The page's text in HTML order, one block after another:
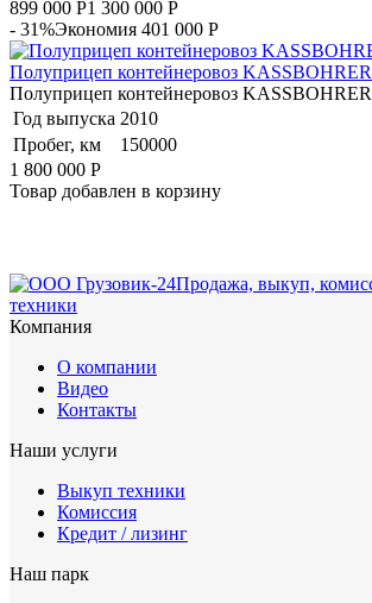
899 000 Р1 300 000 Р
- 31%Экономия 401 000 Р
Полуприцеп контейнеровоз
Полуприцеп контейнеровоз
Год выпуска 2010
Пробег, км
150000
1 800 000 Р
Товар добавлен в корзину
Продажа, выкуп,
техники
Компания
О компании
Видео
Контакты
Наши услуги
Выкуп техники
Комиссия
Кредит / лизинг
Наш парк